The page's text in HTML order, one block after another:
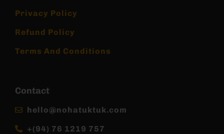
Privacy Policy
Refund Policy
Terms And Conditions
Contact
hello@nohatuktuk.com
+(94) 76 1219 757